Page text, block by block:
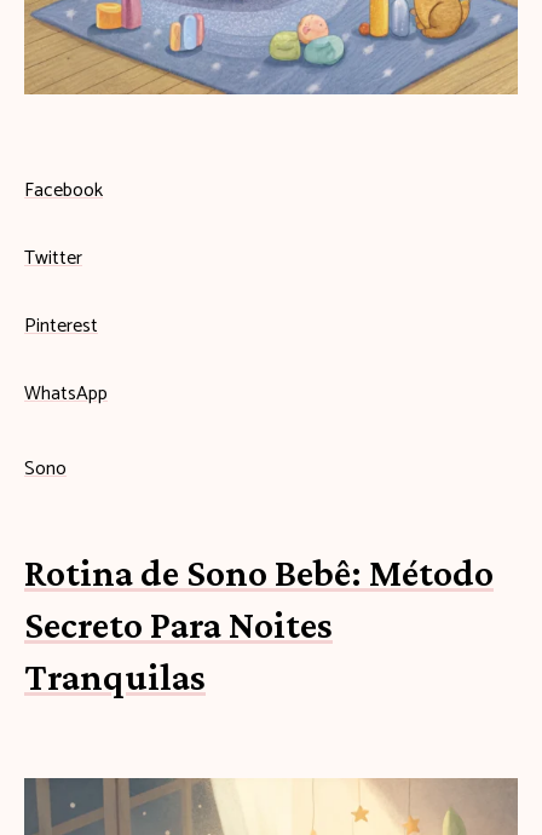
Facebook
Twitter
Pinterest
WhatsApp
Sono
Rotina de Sono Bebê: Método
Secreto Para Noites
Tranquilas